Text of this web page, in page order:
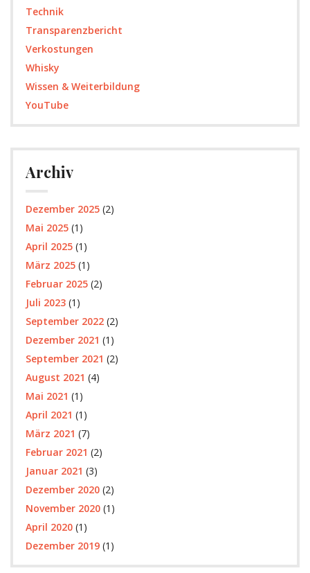
Technik
Transparenzbericht
Verkostungen
Whisky
Wissen & Weiterbildung
YouTube
Archiv
Dezember 2025(2)
Mai 2025(1)
April 2025(1)
März 2025(1)
Februar 2025(2)
Juli 2023(1)
September 2022(2)
Dezember 2021 (1)
September 2021 (2)
August 2021 (4)
Mai 2021 (1)
April 2021 (1)
März 2021 (7)
Februar 2021 (2)
Januar 2021 (3)
Dezember 2020(2)
November 2020(1)
April 2020(1)
Dezember 2019(1)